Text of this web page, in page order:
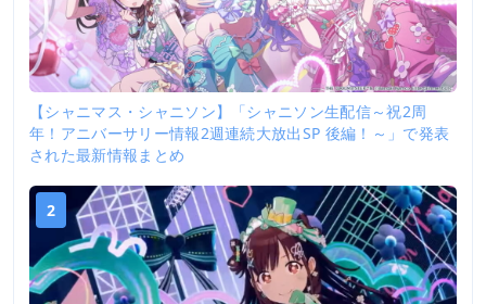
【シャニマス・シャニソン】「シャニソン生配信～祝2周
年！アニバーサリー情報2週連続大放出SP 後編！～」で発表
された最新情報まとめ
2